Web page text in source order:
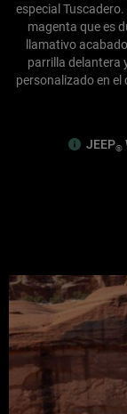
especial
magenta que es
llamativo
parrilla delantera
personalizado en
JEEP®